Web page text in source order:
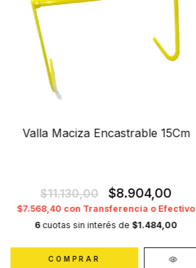
Valla Maciza Encastrable 15Cm
$11.130,00 $8.904,00
$7.568,40 con Transferencia o Efectivo
6 cuotas sin interés de $1.484,00